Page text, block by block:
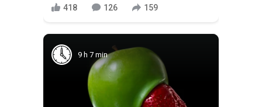
418 126 159
9 h 7 min